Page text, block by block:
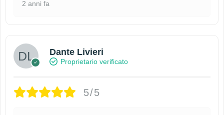
2 anni fa
Dante Livieri
Proprietario verificato
5/5